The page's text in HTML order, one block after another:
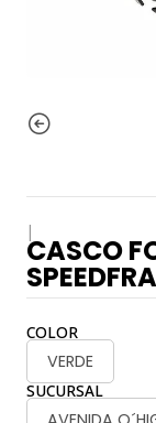
|
CASCO
COLOR
VERDE
SUCURSAL